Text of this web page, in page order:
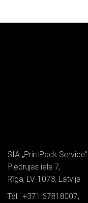
SIA „PrintPack Service”
Piedrujas iela 7,
Rīga, LV-1073, Latvija
Tel.: +371 67818007,